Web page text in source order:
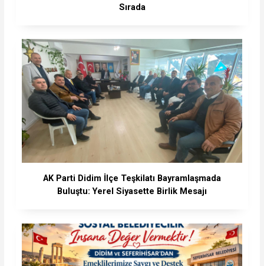
Sırada
AK Parti Didim İlçe Teşkilatı Bayramlaşmada
Buluştu: Yerel Siyasette Birlik Mesajı